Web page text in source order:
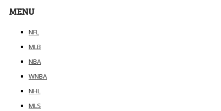
MENU
NFL
MLB
NBA
WNBA
NHL
MLS